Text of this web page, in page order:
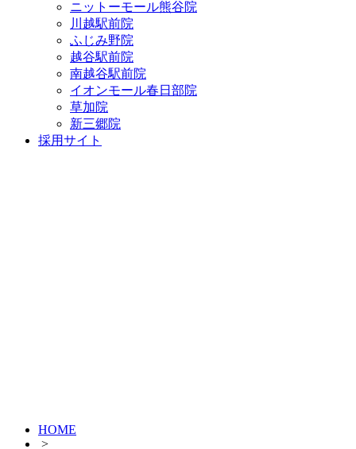
ニットーモール熊谷院
川越駅前院
ふじみ野院
越谷駅前院
南越谷駅前院
イオンモール春日部院
草加院
新三郷院
採用サイト
HOME
>